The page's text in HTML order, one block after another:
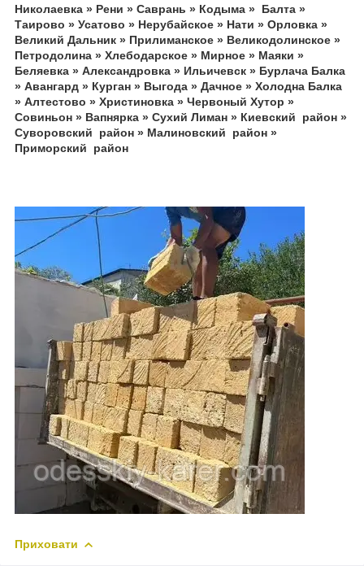
Николаевка » Рени » Саврань » Кодыма » Балта »
Таирово » Усатово » Нерубайское » Нати » Орловка »
Великий Дальник » Прилиманское » Великодолинское »
Петродолина » Хлебодарское » Мирное » Маяки »
Беляевка » Александровка » Ильичевск » Бурлача Балка
» Авангард » Курган » Выгода » Дачное » Холодна Балка
» Алтестово » Христиновка » Червоный Хутор »
Совиньон » Вапнярка » Сухий Лиман » Киевский район »
Суворовский район » Малиновский район »
Приморский район
Приховати